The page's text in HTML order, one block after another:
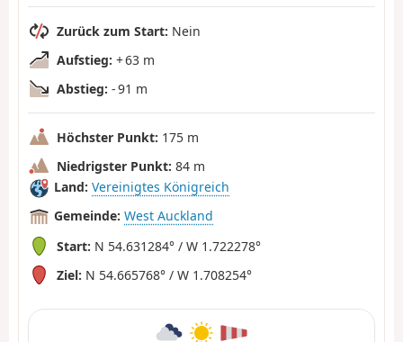
Zurück zum Start: Nein
Aufstieg: + 63 m
Abstieg: - 91 m
Höchster Punkt: 175 m
Niedrigster Punkt: 84 m
Land: Vereinigtes Königreich
Gemeinde: West Auckland
Start: N 54.631284° / W 1.722278°
Ziel: N 54.665768° / W 1.708254°